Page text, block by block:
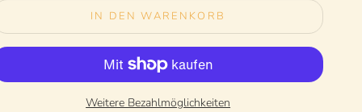
IN DEN WARENKORB
Weitere Bezahlmöglichkeiten